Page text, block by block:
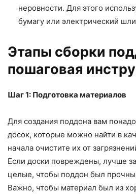
неровности. Для этого
бумагу или электрический
Этапы сборки
пошаговая
Шаг 1: Подготовка материалов
Для создания поддона вам
досок, которые можно найти в
начала очистите их от
Если доски повреждены, лучше
целые, чтобы поддон был
Важно, чтобы материал был из